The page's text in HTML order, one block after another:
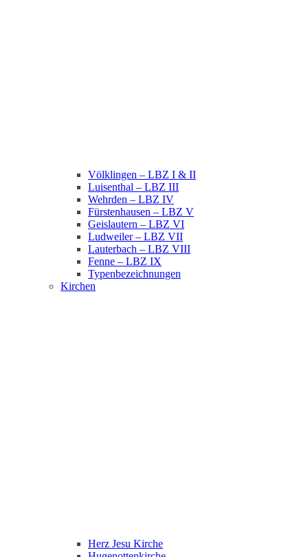
Völklingen – LBZ I & II
Luisenthal – LBZ III
Wehrden – LBZ IV
Fürstenhausen – LBZ V
Geislautern – LBZ VI
Ludweiler – LBZ VII
Lauterbach – LBZ VIII
Fenne – LBZ IX
Typenbezeichnungen
Kirchen
Herz Jesu Kirche